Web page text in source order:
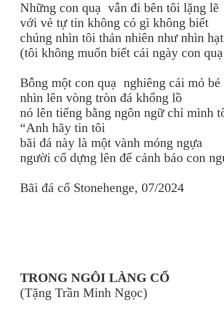
Những con quạ vẫn đi bên tôi lặng lẽ
với vẻ tự tin không có gì không biết
chúng nhìn tôi thản nhiên như nhìn
(tôi không muốn biết cái ngày con
Bỗng một con quạ nghiêng cái mỏ
nhìn lên vòng tròn đá khổng lồ
nó lên tiếng bằng ngôn ngữ chỉ mình
“Anh hãy tin tôi
bãi đá này là một vành móng ngựa
người cổ dựng lên để cảnh báo con
Bãi đá cổ Stonehenge, 07/2024
TRONG NGÔI LÀNG CỔ
(Tặng Trần Minh Ngọc)